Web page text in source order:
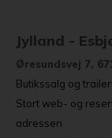
Jylland -
Øresundsvej 7,
Butikssalg og
Stort web- og
adressen